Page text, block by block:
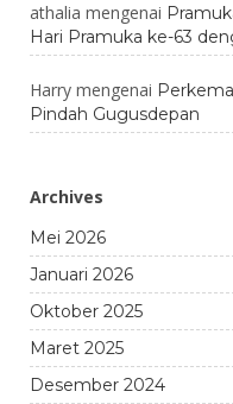
athalia mengenai
Hari Pramuka ke-63
Harry mengenai
Pindah Gugusdepan
Archives
Mei 2026
Januari 2026
Oktober 2025
Maret 2025
Desember 2024